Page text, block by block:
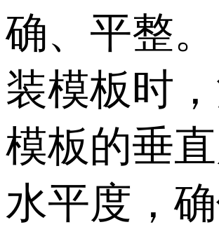
确、平整
装模板时
模板的垂
水平度，